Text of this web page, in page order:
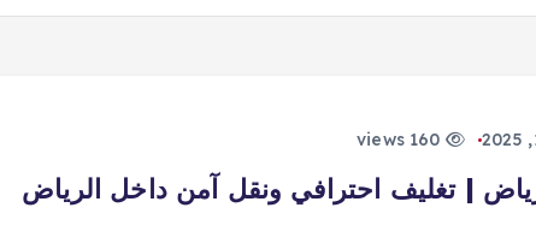
| تغليف احترافي ونقل آمن داخل الرياض